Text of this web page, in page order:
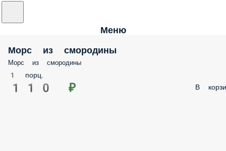
Меню
Морс из смородины
Морс из смородины
1 порц.
110 ₽ В